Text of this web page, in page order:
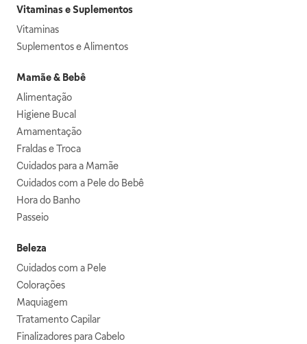
Vitaminas e Suplementos
Vitaminas
Suplementos e Alimentos
Mamãe & Bebê
Alimentação
Higiene Bucal
Amamentação
Fraldas e Troca
Cuidados para a Mamãe
Cuidados com a Pele do Bebê
Hora do Banho
Passeio
Beleza
Cuidados com a Pele
Colorações
Maquiagem
Tratamento Capilar
Finalizadores para Cabelo